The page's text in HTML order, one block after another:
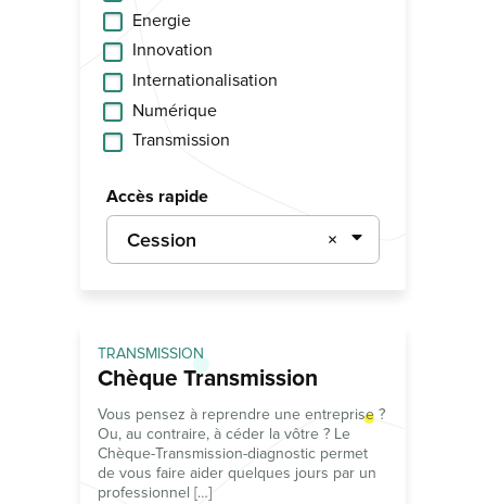
Energie
Innovation
Internationalisation
Numérique
Transmission
Accès rapide
×
Cession
TRANSMISSION
Chèque Transmission
Vous pensez à reprendre une entreprise ?
Ou, au contraire, à céder la vôtre ? Le
Chèque-Transmission-diagnostic permet
de vous faire aider quelques jours par un
professionnel […]